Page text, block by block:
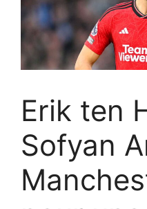
Erik ten
Sofyan